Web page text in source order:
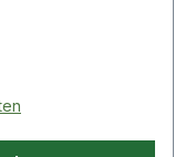
und ist
von
· für eine